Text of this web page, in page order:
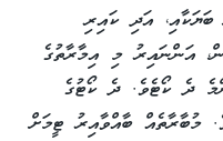
އަދި ކައިރި
އަންނައިރު މި އިމާރާތުގެ
ދެ ކޯޓެވެ. ދެ ކޯޓުގެ
މުބާރާތެއް ބާއްވާއިރު ޓީމަށް